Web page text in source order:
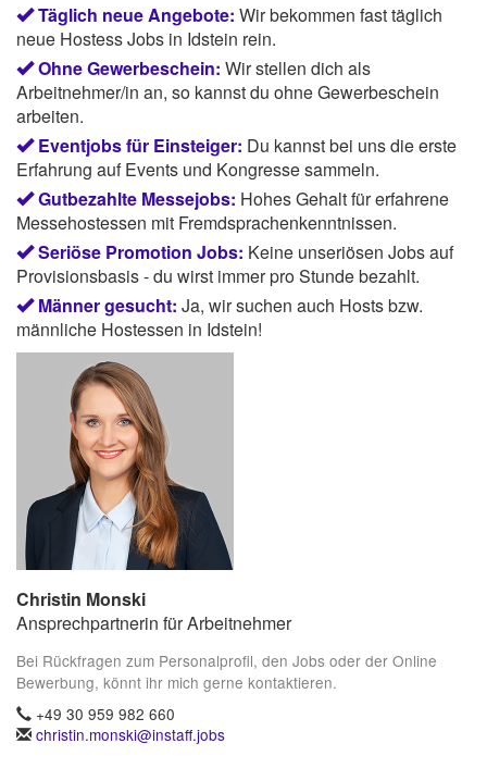
Täglich neue Angebote: Wir bekommen fast täglich
neue Hostess Jobs in Idstein rein.
Ohne Gewerbeschein: Wir stellen dich als
Arbeitnehmer/in an, so kannst du ohne Gewerbeschein
arbeiten.
Eventjobs für Einsteiger: Du kannst bei uns die erste
Erfahrung auf Events und Kongresse sammeln.
Gutbezahlte Messejobs: Hohes Gehalt für erfahrene
Messehostessen mit Fremdsprachenkenntnissen.
Seriöse Promotion Jobs: Keine unseriösen Jobs auf
Provisionsbasis - du wirst immer pro Stunde bezahlt.
Männer gesucht: Ja, wir suchen auch Hosts bzw.
männliche Hostessen in Idstein!
Christin Monski
Ansprechpartnerin für Arbeitnehmer
Bei Rückfragen zum Personalprofil, den Jobs oder der Online
Bewerbung, könnt ihr mich gerne kontaktieren.
+49 30 959 982 660
christin.monski@instaff.jobs